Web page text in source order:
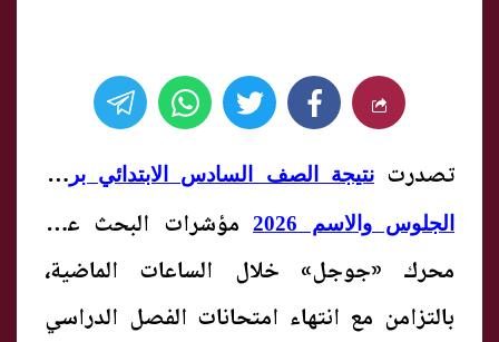
تصدرتنتيجة الصف السادس الابتدائي برقم
الجلوس والاسم 2026
مؤشرات البحث على
محرك «جوجل» خلال الساعات الماضية،
بالتزامن مع انتهاء امتحانات الفصل الدراسي